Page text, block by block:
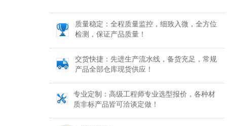
质量稳定：全程质量监控，细致入微，全方位
检测，保证产品质量！
交货快捷：先进生产流水线，备货充足，常规
产品全部仓库现货供应！
专业定制：高级工程师专业选型报价，各种材
质非标产品皆可洽谈定做！